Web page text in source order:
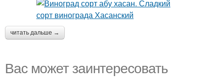
читать дальше →
Вас может заинтересовать